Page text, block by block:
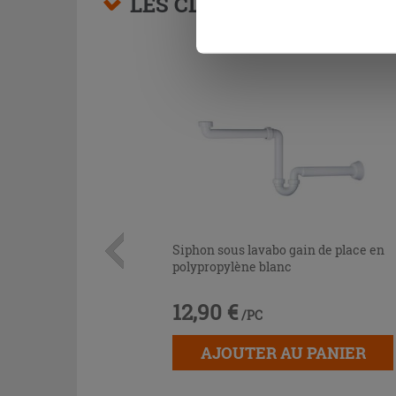
Siphon sous lavabo gain de place en
polypropylène blanc
12,90 € /PC
AJOUTER AU PANIER